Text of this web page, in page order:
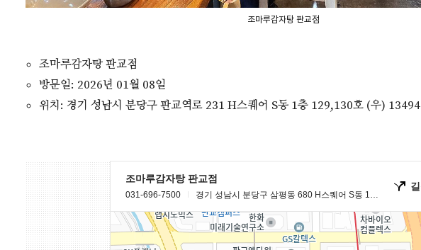
조마루감자탕 판교점
조마루감자탕 판교점
방문일: 2026년 01월 08일
위치: 경기 성남시 분당구 판교역로 231 H스퀘어 S동 1층 129,130호 (우) 13494